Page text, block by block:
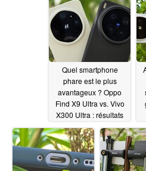
Quel smartphone
phare est le plus
avantageux ? Oppo
Find X9 Ultra vs. Vivo
X300 Ultra : résultats
de l'évaluation
05/29/2026